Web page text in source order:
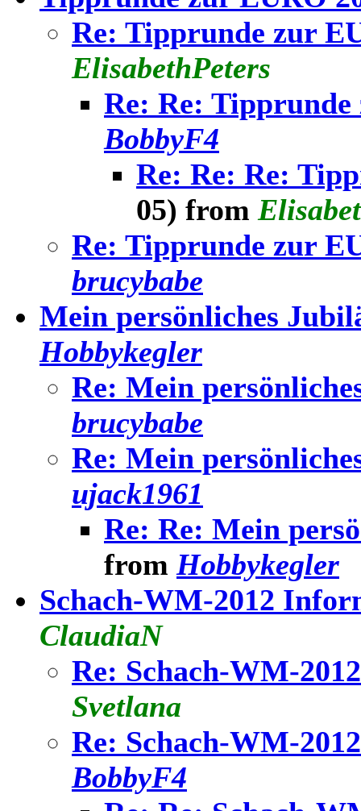
Re: Tipprunde zur
ElisabethPeters
Re: Re: Tipprunde
BobbyF4
Re: Re: Re:
05) from
Re: Tipprunde zur
brucybabe
Mein persönliches
Hobbykegler
Re: Mein
brucybabe
Re: Mein
ujack1961
Re: Re: Mein
from Hobbykegler
Schach-WM-2012
ClaudiaN
Re: Schach-WM-
Svetlana
Re: Schach-WM-
BobbyF4